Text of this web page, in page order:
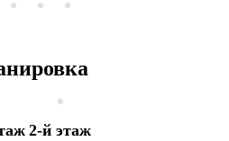
2-й этаж